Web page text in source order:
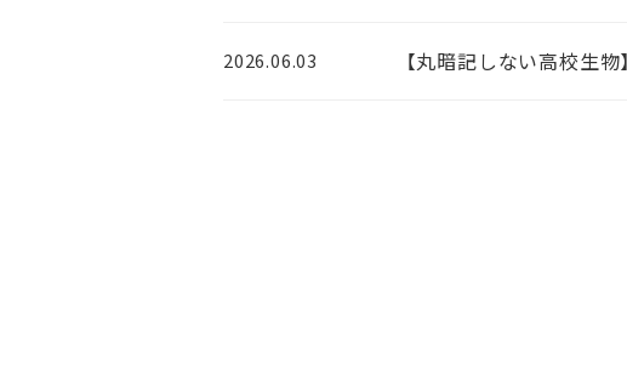
【丸暗記しない高校生
2026.06.03